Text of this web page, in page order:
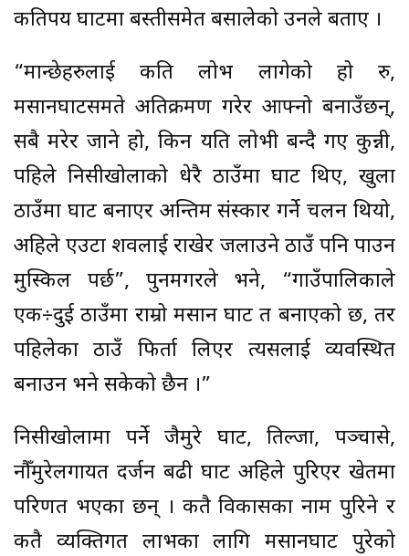
कतिपय घाटमा बस्तीसमेत बसालेको उनले बताए ।
“मान्छेहरुलाई कति लोभ लागेको हो रु,
मसानघाटसमते अतिक्रमण गरेर आफ्नो बनाउँछन्,
सबै मरेर जाने हो, किन यति लोभी बन्दै गए कुन्नी,
पहिले निसीखोलाको धेरै ठाउँमा घाट थिए, खुला
ठाउँमा घाट बनाएर अन्तिम संस्कार गर्ने चलन थियो,
अहिले एउटा शवलाई राखेर जलाउने ठाउँ पनि पाउन
मुस्किल पर्छ”, पुनमगरले भने, “गाउँपालिकाले
एक÷दुई ठाउँमा राम्रो मसान घाट त बनाएको छ, तर
पहिलेका ठाउँ फिर्ता लिएर त्यसलाई व्यवस्थित
बनाउन भने सकेको छैन ।”
निसीखोलामा पर्ने जैमुरे घाट, तिल्जा, पञ्चासे,
नौँमुरेलगायत दर्जन बढी घाट अहिले पुरिएर खेतमा
परिणत भएका छन् । कतै विकासका नाम पुरिने र
कतै व्यक्तिगत लाभका लागि मसानघाट पुरेको